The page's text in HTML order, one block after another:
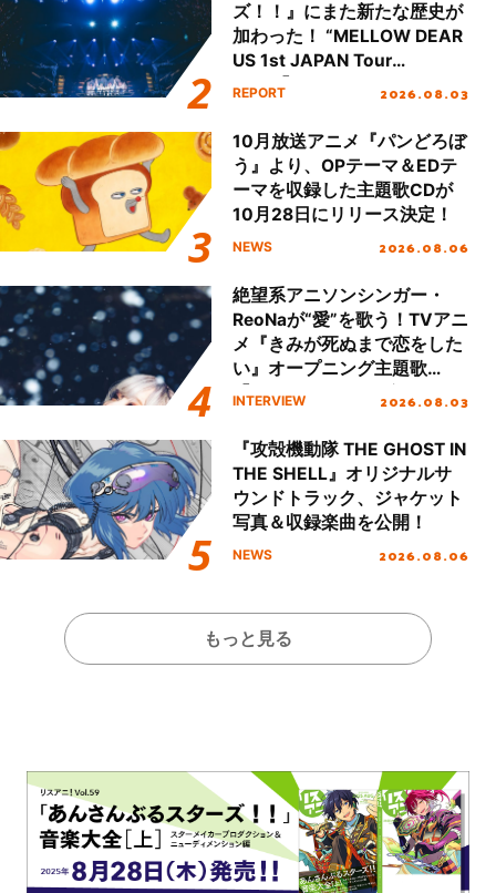
ズ！！』にまた新たな歴史が
加わった！ “MELLOW DEAR
US 1st JAPAN Tour
Final「NICE to meet YOU
ート!!
REPORT 2026.08.03
10月放送アニメ『パンどろぼ
う』より、OPテーマ＆EDテ
ーマを収録した主題歌CDが
10月28日にリリース決定！
NEWS 2026.08.06
絶望系アニソンシンガー・
ReoNaが“愛”を歌う！TVアニ
メ『きみが死ぬまで恋をした
い』オープニング主題歌
「Amore」インタビュー
INTERVIEW 2026.08.03
『攻殻機動隊 THE GHOST IN
THE SHELL』オリジナルサ
ウンドトラック、ジャケット
写真＆収録楽曲を公開！
NEWS 2026.08.06
もっと見る